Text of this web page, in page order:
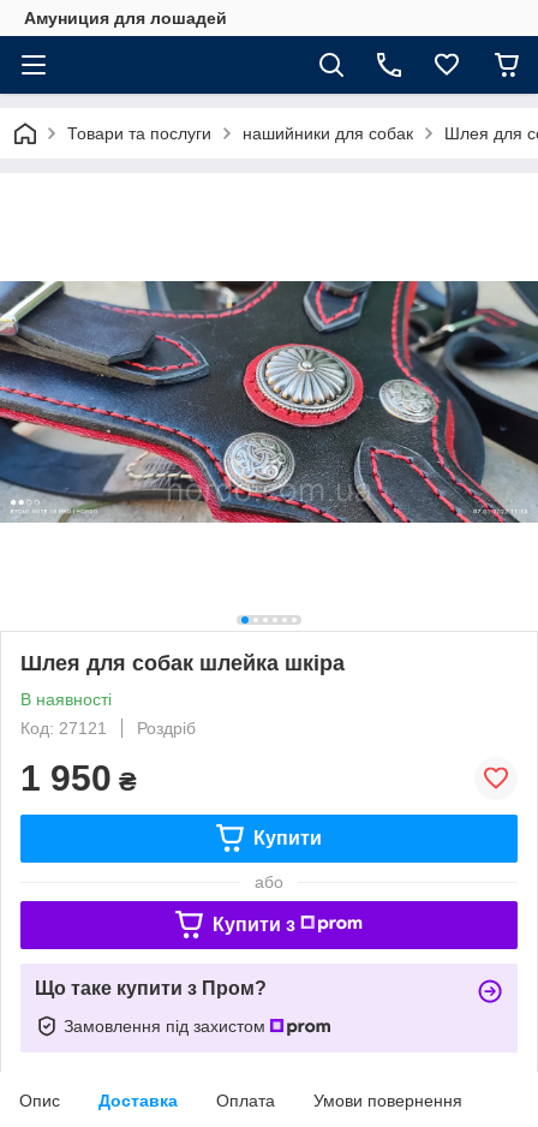
Амуниция для лошадей
Товари та послуги нашийники для собак Шлея для
Шлея для собак шлейка шкіра
В наявності
Код: 27121
Роздріб
1 950 ₴
Купити
або
Купити з
Що таке купити з Пром?
Замовлення під захистом
Опис Доставка Оплата Умови повернення